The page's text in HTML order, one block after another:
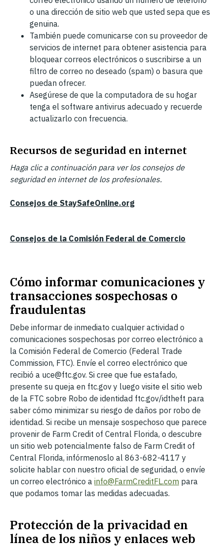
o una dirección de sitio web que usted sepa que es
genuina.
También puede comunicarse con su proveedor de
servicios de internet para obtener asistencia para
bloquear correos electrónicos o suscribirse a un
filtro de correo no deseado (spam) o basura que
puedan ofrecer.
Asegúrese de que la computadora de su hogar
tenga el software antivirus adecuado y recuerde
actualizarlo con frecuencia.
Recursos de seguridad en internet
Haga clic a continuación para ver los consejos de
seguridad en internet de los profesionales.
Consejos de StaySafeOnline.org
Consejos de la Comisión Federal de Comercio
Cómo informar comunicaciones y
transacciones sospechosas o
fraudulentas
Debe informar de inmediato cualquier actividad o
comunicaciones sospechosas por correo electrónico a
la Comisión Federal de Comercio (Federal Trade
Commission, FTC). Envíe el correo electrónico que
recibió a uce@ftc.gov. Si cree que fue estafado,
presente su queja en ftc.gov y luego visite el sitio web
de la FTC sobre Robo de identidad ftc.gov/idtheft para
saber cómo minimizar su riesgo de daños por robo de
identidad. Si recibe un mensaje sospechoso que parece
provenir de Farm Credit of Central Florida, o descubre
un sitio web potencialmente falso de Farm Credit of
Central Florida, infórmenoslo al 863-682-4117 y
solicite hablar con nuestro oficial de seguridad, o envíe
un correo electrónico a info@FarmCreditFL.com para
que podamos tomar las medidas adecuadas.
Protección de la privacidad en
línea de los niños y enlaces web